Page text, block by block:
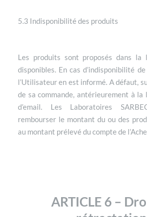
5.3 Indisponibilité des produits
Les produits sont proposés dans la
disponibles. En cas d’indisponibilité
l’Utilisateur en est informé. A défaut,
de sa commande, antérieurement à la
d’email. Les Laboratoires
rembourser le montant du ou des
au montant prélevé du compte de
ARTICLE 6 –